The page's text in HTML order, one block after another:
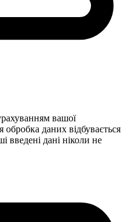
вашої
обробка даних відбувається
введені дані ніколи не